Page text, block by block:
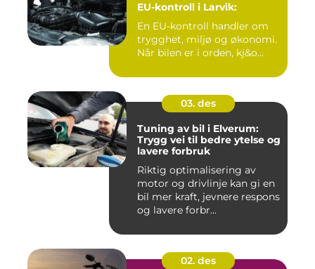
EU-kontroll i Larvik:
En EU-kontroll handler om
trygghet, miljø og økonomi.
Når bilen er i orden, kj&o...
03. des
Tuning av bil i Elverum:
Trygg vei til bedre ytelse og
lavere forbruk
Riktig optimalisering av
motor og drivlinje kan gi en
bil mer kraft, jevnere respons
og lavere forbr...
02. des